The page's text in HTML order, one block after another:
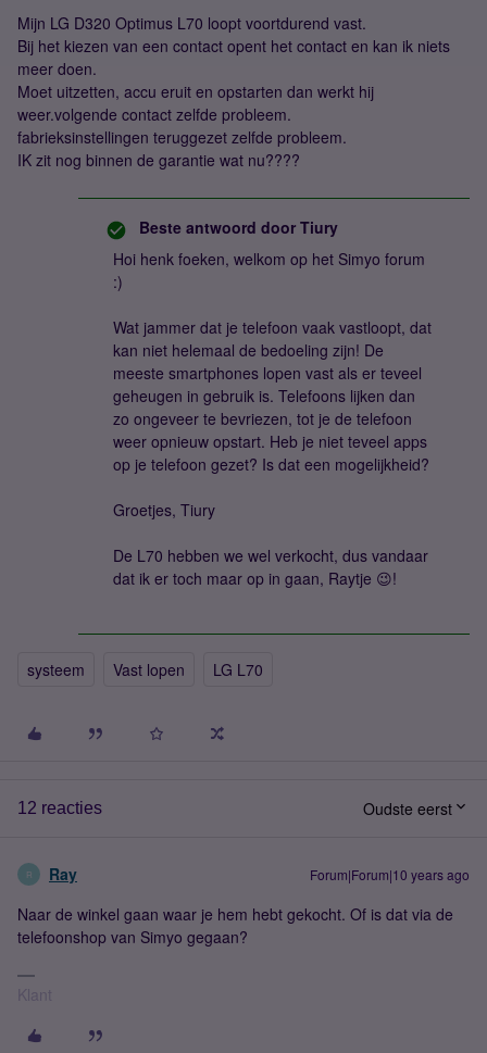
Mijn LG D320 Optimus L70 loopt voortdurend vast.
Bij het kiezen van een contact opent het contact en kan ik niets
meer doen.
Moet uitzetten, accu eruit en opstarten dan werkt hij
weer.volgende contact zelfde probleem.
fabrieksinstellingen teruggezet zelfde probleem.
IK zit nog binnen de garantie wat nu????
Beste antwoord door Tiury
Hoi henk foeken, welkom op het Simyo forum
:)
Wat jammer dat je telefoon vaak vastloopt, dat
kan niet helemaal de bedoeling zijn! De
meeste smartphones lopen vast als er teveel
geheugen in gebruik is. Telefoons lijken dan
zo ongeveer te bevriezen, tot je de telefoon
weer opnieuw opstart. Heb je niet teveel apps
op je telefoon gezet? Is dat een mogelijkheid?
Groetjes, Tiury
De L70 hebben we wel verkocht, dus vandaar
dat ik er toch maar op in gaan, Raytje 😉!
systeem Vast lopen LG L70
12 reacties Oudste eerst
R Ray Forum|Forum|10 years ago
Naar de winkel gaan waar je hem hebt gekocht. Of is dat via de
telefoonshop van Simyo gegaan?
Klant